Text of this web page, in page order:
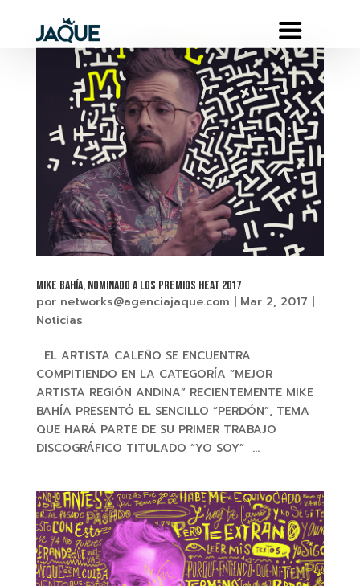
Mike Bahía, nominado a los PREMIOS HEAT 2017
por networks@agenciajaque.com Mar 2, 2017
Noticias
EL ARTISTA CALEÑO SE ENCUENTRA
COMPITIENDO EN LA CATEGORÍA “MEJOR
ARTISTA REGIÓN ANDINA” RECIENTEMENTE MIKE
BAHÍA PRESENTÓ EL SENCILLO “PERDÓN”, TEMA
QUE HARÁ PARTE DE SU PRIMER TRABAJO
DISCOGRÁFICO TITULADO “YO SOY” ...